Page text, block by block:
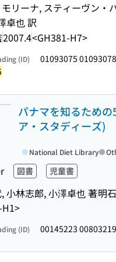
リーナ, スティーヴン・
卓也 訳
2007.4<GH381-H7>
(ID)
01093075
パナマを知るための
ア・スタディーズ)
図書 児童書
小林志郎, 小澤卓也 著明
National Diet Library
(ID) 00145223 00803219